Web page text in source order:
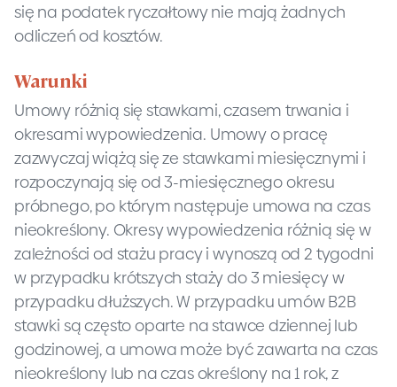
się na podatek ryczałtowy nie mają żadnych
odliczeń od kosztów.
Warunki
Umowy różnią się stawkami, czasem trwania i
okresami wypowiedzenia. Umowy o pracę
zazwyczaj wiążą się ze stawkami miesięcznymi i
rozpoczynają się od 3-miesięcznego okresu
próbnego, po którym następuje umowa na czas
nieokreślony. Okresy wypowiedzenia różnią się w
zależności od stażu pracy i wynoszą od 2 tygodni
w przypadku krótszych staży do 3 miesięcy w
przypadku dłuższych. W przypadku umów B2B
stawki są często oparte na stawce dziennej lub
godzinowej, a umowa może być zawarta na czas
nieokreślony lub na czas określony na 1 rok, z